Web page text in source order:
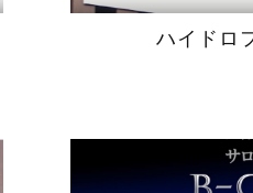
ハイドロ